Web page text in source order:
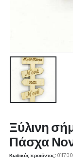
Ξύλινη
Πάσχα
Κωδικός προϊόντος: